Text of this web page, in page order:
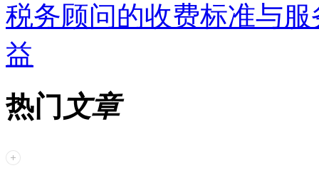
税务顾问的收费标准与
益
热门 文章